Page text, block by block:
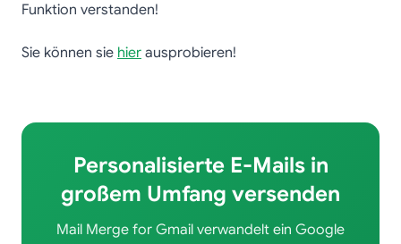
Funktion verstanden!
Sie können sie hier ausprobieren!
Personalisierte E-Mails in
großem Umfang versenden
Mail Merge for Gmail verwandelt ein Google